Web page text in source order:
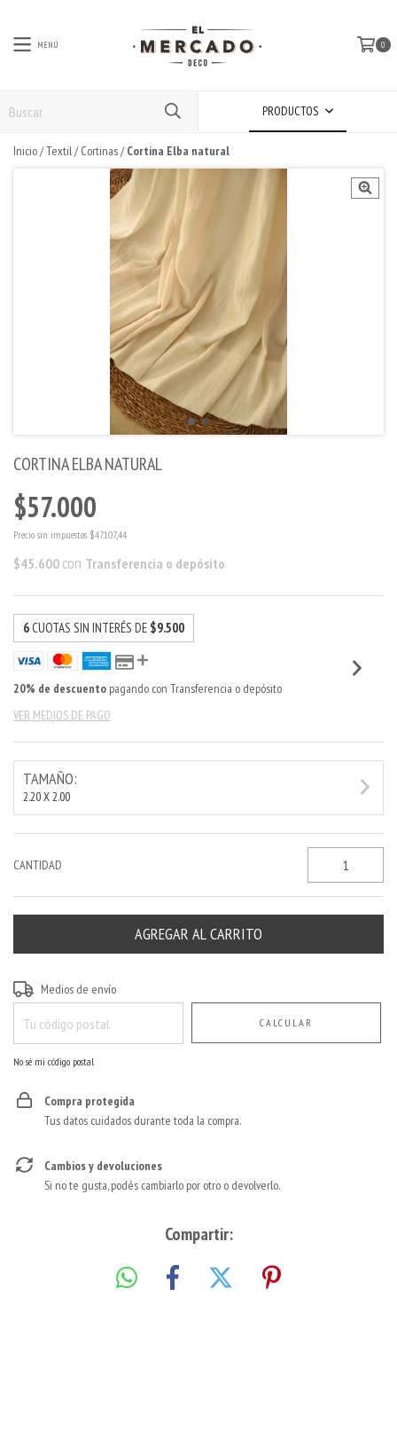
MENÚ 0
PRODUCTOS
Inicio/Textil/ Cortinas/ Cortina Elba natural
CORTINA ELBA NATURAL
$57.000
Precio sin impuestos $47.107,44
$45.600 con Transferencia o depósito
6CUOTAS SIN INTERÉS DE $9.500
20% de descuento pagando con Transferencia o depósito
VER MEDIOS DE PAGO
TAMAÑO:
2.20 X 2.00
CANTIDAD
Entregas para el CP:
Medios de envío
CALCULAR
No sé mi código postal
Compra protegida
Tus datos cuidados durante toda la compra.
Cambios y devoluciones
Si no te gusta, podés cambiarlo por otro o devolverlo.
Compartir: